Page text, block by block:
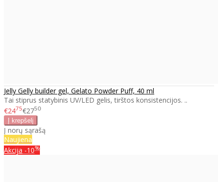
Jelly Gelly builder gel, Gelato Powder Puff, 40 ml
Tai stiprus statybinis UV/LED gelis, tirštos konsistencijos. ..
€2475€2750
Į norų sąrašą
Naujiena
Akcija -10%